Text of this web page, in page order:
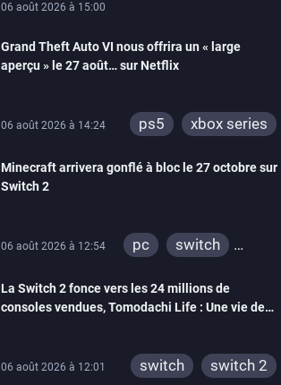
06 août 2026 à 15:00
Grand Theft Auto VI nous offrira un « large
aperçu » le 27 août… sur Netflix
06 août 2026 à 14:24 ps5 xbox series
Minecraft arrivera gonflé à bloc le 27 octobre sur
Switch 2
06 août 2026 à 12:54 pc
switch
xbox one
wiiu
3ds
ps3
switch 2
La Switch 2 fonce vers les 24 millions de
consoles vendues, Tomodachi Life : Une vie de
06 août 2026 à 12:01 switch switch 2